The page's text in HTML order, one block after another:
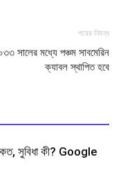
পরের নিবন্ধ
সালের মধ্যে পঞ্চম সাবমেরিন
ক্যাবল স্থাপিত হবে
কত, সুবিধা কী? Google